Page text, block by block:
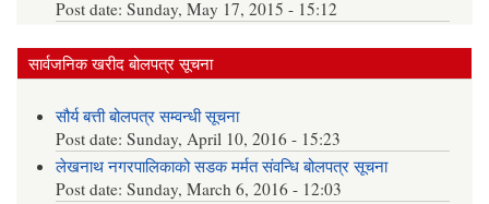
Post date:Sunday, May 17, 2015 - 15:12
सार्वजनिक खरीद बोलपत्र सूचना
सौर्य बत्ती बोलपत्र सम्वन्धी सूचना
Post date:Sunday, April 10, 2016 - 15:23
लेखनाथ नगरपालिकाको सडक मर्मत संवन्धि बोलपत्र सूचना
Post date:Sunday, March 6, 2016 - 12:03